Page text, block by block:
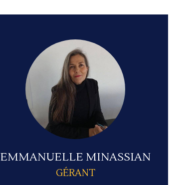
EMMANUELLE MINASSIAN
GÉRANT